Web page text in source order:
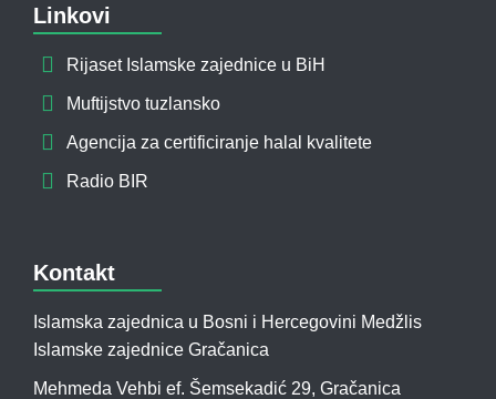
Linkovi
Rijaset Islamske zajednice u BiH
Muftijstvo tuzlansko
Agencija za certificiranje halal kvalitete
Radio BIR
Kontakt
Islamska zajednica u Bosni i Hercegovini Medžlis
Islamske zajednice Gračanica
Mehmeda Vehbi ef. Šemsekadić 29, Gračanica